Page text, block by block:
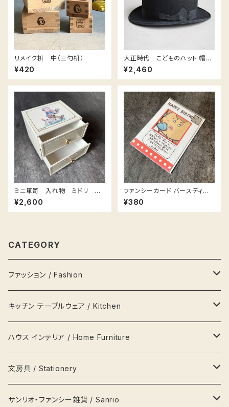
リメイク枡 中（三勺枡）
¥420
大正時代 こどものハット 帽子
/ Boy's Hat
¥2,460
ミニ箪笥 入れ物 ミドリ フ
ァンシー midori 80年代 玩
具 おもちゃ ミニ箪笥
¥2,600
ファンシーカード バースディカ
ード ブタ電話 / Birthday card
Pig
¥380
CATEGORY
ファッション / Fashion
バッグ Bags
財布 Wallets
アクセサリー Jewellery
ハンカチ
キッチン テーブルウェア / Kitchen
器 Plates
瓶 Bottles
マグカップ MagCup
ハウス インテリア / Home Furniture
ランプ
収納 箪笥 棚
文房具 / Stationery
缶
サンリオ・ファンシー雑貨 / Sanrio